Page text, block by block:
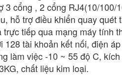
3 cổng , 2 cổng RJ4(10/
hỗ trợ điều khiển quay quét
trực tiếp qua mạng máy tính
128 tài khoản kết nối, điện
làm việc -10 ~ 55 độ C,
chất liệu kim loại.